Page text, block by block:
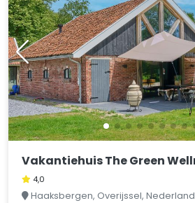
Vakantiehuis The Green
4,0
Haaksbergen, Overijssel, Nederland